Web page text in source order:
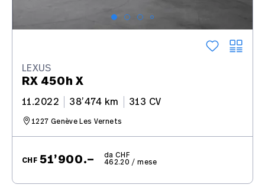
LEXUS
RX 450h X
11.2022 38’474 km 313 CV
1227 Genève Les Vernets
CHF 51’900.– da CHF
462.20 / mese